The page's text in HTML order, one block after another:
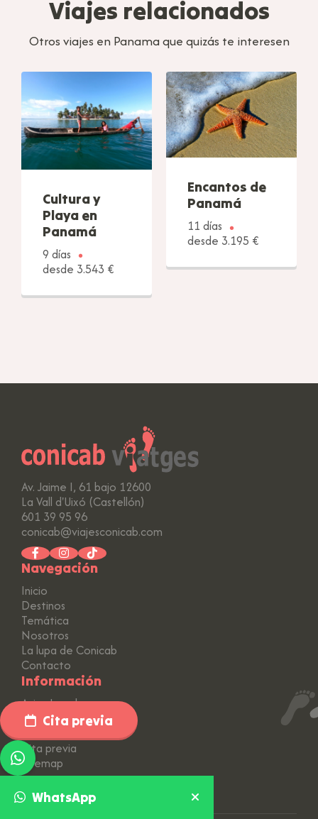
Viajes relacionados
Otros viajes en Panama que quizás te interesen
Cultura y
Playa en
Panamá
9 días
desde 3.543 €
Encantos de
Panamá
11 días
desde 3.195 €
Av. Jaime I, 61 bajo 12600
La Vall d'Uixó (Castellón)
601 39 95 96
conicab@viajesconicab.com
Navegación
Inicio
Destinos
Temática
Nosotros
La lupa de Conicab
Contacto
Información
Aviso Legal
Política de Privacidad
Política de Cookies
Cita previa
Sitemap
Cita previa
WhatsApp